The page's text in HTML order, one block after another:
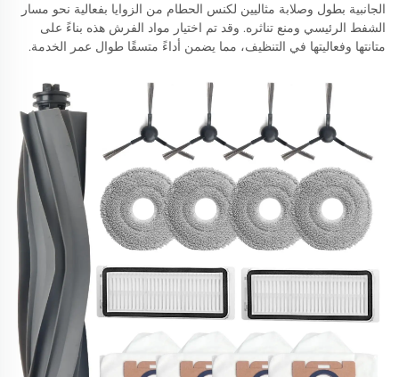
الجانبية بطول وصلابة مثاليين لكنس الحطام من الزوايا بفعالية نحو مسار
الشفط الرئيسي ومنع تناثره. وقد تم اختيار مواد الفرش هذه بناءً على
متانتها وفعاليتها في التنظيف، مما يضمن أداءً متسقًا طوال عمر الخدمة.